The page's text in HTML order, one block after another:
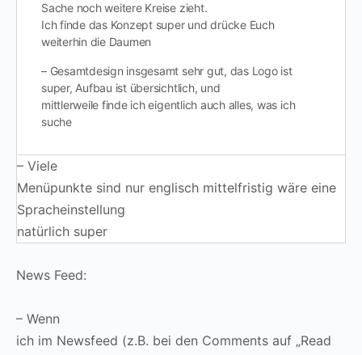
Sache noch weitere Kreise zieht.
Ich finde das Konzept super und drücke Euch
weiterhin die Daumen
– Gesamtdesign insgesamt sehr gut, das Logo ist
super, Aufbau ist übersichtlich, und
mittlerweile finde ich eigentlich auch alles, was ich
suche
– Viele
Menüpunkte sind nur englisch mittelfristig wäre eine
Spracheinstellung
natürlich super
News Feed:
– Wenn
ich im Newsfeed (z.B. bei den Comments auf „Read